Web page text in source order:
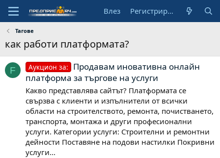
Влез Регистрирай се
Тагове
как работи платформата?
F Аукцион за:
Продавам иновативна онлайн
платформа за търгове на услуги
Какво представлява сайтът? Платформата се
свързва с клиенти и изпълнители от всички
области на строителството, ремонта, почистването,
транспорта, монтажа и други професионални
услуги. Категории услуги: Строителни и ремонтни
дейности Поставяне на подови настилки Покривни
услуги...